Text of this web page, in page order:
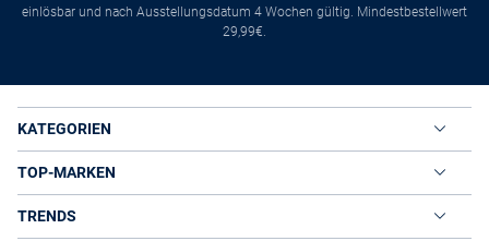
einlösbar und nach Ausstellungsdatum 4 Wochen gültig. Mindestbestellwert
29,99€.
KATEGORIEN
TOP-MARKEN
TRENDS